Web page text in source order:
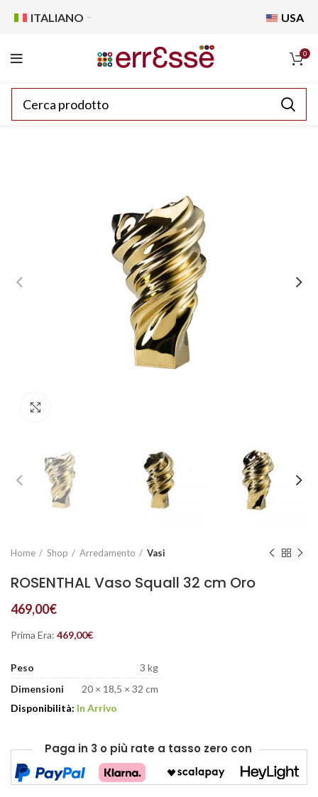
ITALIANO USA
0
Home Shop Arredamento Vasi
ROSENTHAL Vaso Squall 32 cm Oro
469,00€
Prima Era: 469,00€
Peso
3 kg
Dimensioni
20 × 18,5 × 32 cm
Disponibilità: In Arrivo
Paga in 3 o più rate a tasso zero con